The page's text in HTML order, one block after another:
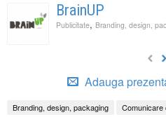
BrainUP
Publicitate, Branding, design,
Adauga
Branding, design, packaging Comunicare